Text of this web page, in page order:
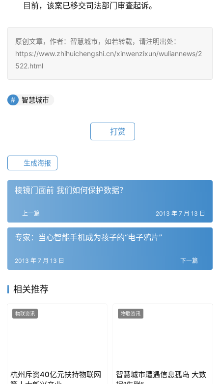
目前，该案已移交司法部门审查起诉。
原创文章，作者：智慧城市，如若转载，请注明出处：
https://www.zhihuichengshi.cn/xinwenzixun/wuliannews/2
522.html
智慧城市
打赏
生成海报
棱镜门面前 我们如何保护数据？
上一篇 2013 年 7 月 13 日
专家：当心智能手机成为孩子的“电子鸦片”
下一篇
2013 年 7 月 13 日
相关推荐
物联资讯
杭州斥资40亿元扶持物联网
物联资讯
智慧城市遭遇信息孤岛 大数